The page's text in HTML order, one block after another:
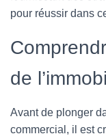
pour réussir dans
de
Avant de plonger
commercial, il est